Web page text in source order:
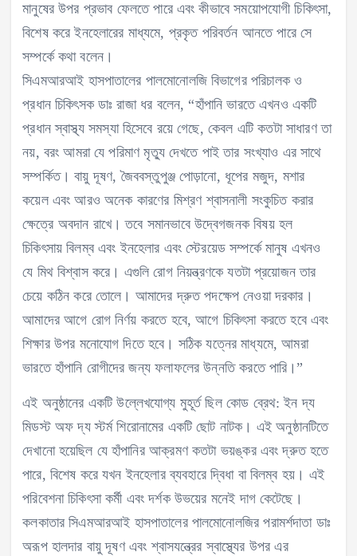
মানুষের উপর প্রভাব ফেলতে পারে এবং কীভাবে সময়োপযোগী চিকিৎসা,
বিশেষ করে ইনহেলারের মাধ্যমে, প্রকৃত পরিবর্তন আনতে পারে সে
সম্পর্কে কথা বলেন।
সিএমআরআই হাসপাতালের পালমোনোলজি বিভাগের পরিচালক ও
প্রধান চিকিৎসক ডাঃ রাজা ধর বলেন, “হাঁপানি ভারতে এখনও একটি
প্রধান স্বাস্থ্য সমস্যা হিসেবে রয়ে গেছে, কেবল এটি কতটা সাধারণ তা
নয়, বরং আমরা যে পরিমাণ মৃত্যু দেখতে পাই তার সংখ্যাও এর সাথে
সম্পর্কিত। বায়ু দূষণ, জৈববস্তুপুঞ্জ পোড়ানো, ধূপের মজুদ, মশার
কয়েল এবং আরও অনেক কারণের মিশ্রণ শ্বাসনালী সংকুচিত করার
ক্ষেত্রে অবদান রাখে। তবে সমানভাবে উদ্বেগজনক বিষয় হল
চিকিৎসায় বিলম্ব এবং ইনহেলার এবং স্টেরয়েড সম্পর্কে মানুষ এখনও
যে মিথ বিশ্বাস করে। এগুলি রোগ নিয়ন্ত্রণকে যতটা প্রয়োজন তার
চেয়ে কঠিন করে তোলে। আমাদের দ্রুত পদক্ষেপ নেওয়া দরকার।
আমাদের আগে রোগ নির্ণয় করতে হবে, আগে চিকিৎসা করতে হবে এবং
শিক্ষার উপর মনোযোগ দিতে হবে। সঠিক যত্নের মাধ্যমে, আমরা
ভারতে হাঁপানি রোগীদের জন্য ফলাফলের উন্নতি করতে পারি।”
এই অনুষ্ঠানের একটি উল্লেখযোগ্য মুহূর্ত ছিল কোড ব্রেথ: ইন দ্য
মিডস্ট অফ দ্য স্টর্ম শিরোনামের একটি ছোট নাটক। এই অনুষ্ঠানটিতে
দেখানো হয়েছিল যে হাঁপানির আক্রমণ কতটা ভয়ঙ্কর এবং দ্রুত হতে
পারে, বিশেষ করে যখন ইনহেলার ব্যবহারে দ্বিধা বা বিলম্ব হয়। এই
পরিবেশনা চিকিৎসা কর্মী এবং দর্শক উভয়ের মনেই দাগ কেটেছে।
কলকাতার সিএমআরআই হাসপাতালের পালমোনোলজির পরামর্শদাতা ডাঃ
অরূপ হালদার বায়ু দূষণ এবং শ্বাসযন্ত্রের স্বাস্থ্যের উপর এর